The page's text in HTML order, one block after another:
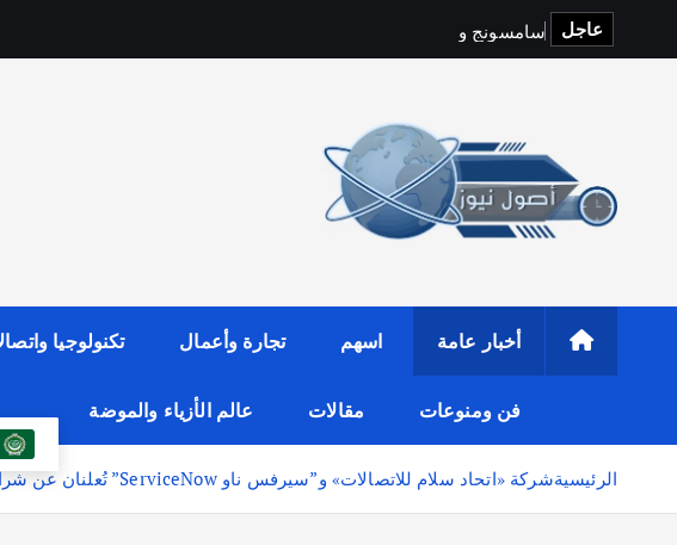
ى
عاجل سامسونج و
أخبار عامة اسهم تجارة وأعمال تكنولوجيا
فن ومنوعات مقالات
عالم الأزياء والموضة
الرئيسيةشركة «اتحاد سلام للاتصالات» و”سيرفس ناو ServiceNow” تُعلنان عن شراكة لتعزيز نمو الشركات الصغيرة والمتوسطة من خلال الحلول الرقمية